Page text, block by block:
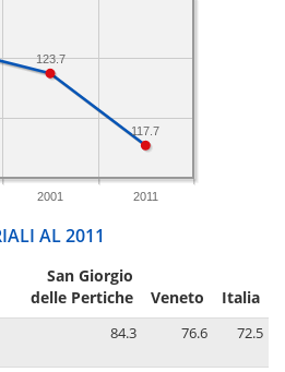
2001 2011
117.7
123.7
AL 2011
San Giorgio
delle Pertiche
Veneto Italia
84.3 76.6 72.5